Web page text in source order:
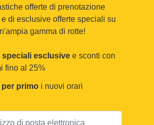
offerte di prenotazione
di esclusive offerte speciali su
gamma di rotte!
speciali esclusive e sconti con
fino al 25%
primo i nuovi orari